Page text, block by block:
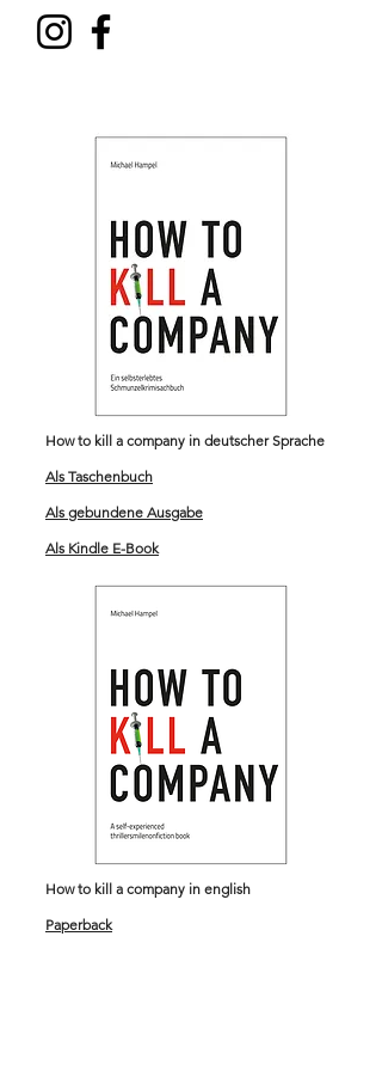
How to kill a company in deutscher Sprache
Als Taschenbuch
Als gebundene Ausgabe
Als Kindle E-Book
How to kill a company in english
Paperback